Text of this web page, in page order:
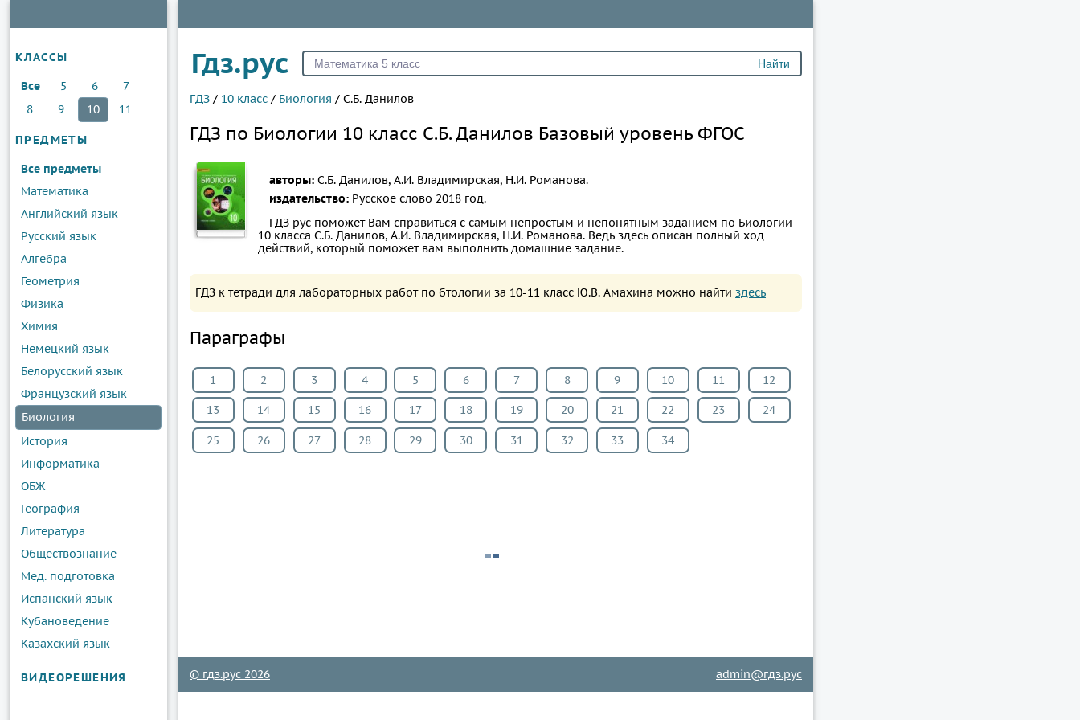
КЛАССЫ
Все
5 6
7
8
9 10 11
ПРЕДМЕТЫ
Все предметы
Математика
Английский язык
Русский язык
Алгебра
Геометрия
Физика
Химия
Немецкий язык
Белорусский язык
Французский язык
Биология
История
Информатика
ОБЖ
География
Литература
Обществознание
Мед. подготовка
Испанский язык
Кубановедение
Казахский язык
ВИДЕОРЕШЕНИЯ
Гдз.рус
ГДЗ / 10 класс / Биология / С.Б. Данилов
ГДЗ по Биологии 10 класс С.Б. Данилов Базовый уровень ФГОС
авторы: С.Б. Данилов, А.И. Владимирская, Н.И. Романова.
издательство: Русское слово 2018 год.
ГДЗ рус поможет Вам справиться с самым непростым и непонятным заданием по Биологии
10 класса С.Б. Данилов, А.И. Владимирская, Н.И. Романова. Ведь здесь описан полный ход
действий, который поможет вам выполнить домашние задание.
ГДЗ к тетради для лабораторных работ по бтологии за 10-11 класс Ю.В. Амахина можно найти здесь
Параграфы
1 2 3 4 5 6 7 8 9 10 11 12
13 14 15 16 17 18 19 20 21 22 23 24
25 26 27 28 29 30 31 32 33 34
© гдз.рус 2026 admin@гдз.рус